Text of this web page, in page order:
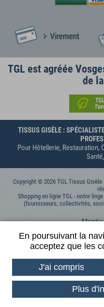
TGL est agréée
de
TISSUS GISÈLE :
Pour Hôtellerie, Restauration,
Copyright © 2026 TGL Tissus
Shopping en ligne TGL - notre
(fournisseurs, collectivités,
Données
Conditions
Conditions
En poursuivant la
acceptez que les
J'ai compris
Plus